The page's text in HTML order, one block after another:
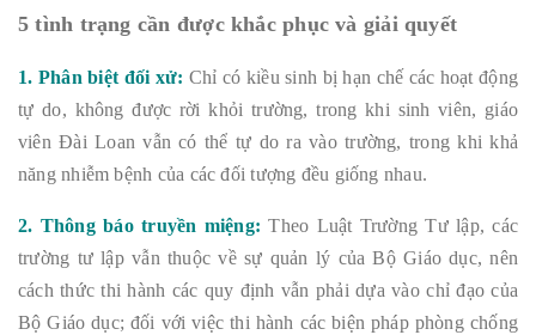
5 tình trạng cần được khắc phục và giải quyết
1. Phân biệt đối xử: Chỉ có kiều sinh bị hạn chế các hoạt động
tự do, không được rời khỏi trường, trong khi sinh viên, giáo
viên Đài Loan vẫn có thể tự do ra vào trường, trong khi khả
năng nhiễm bệnh của các đối tượng đều giống nhau.
2. Thông báo truyền miệng: Theo Luật Trường Tư lập, các
trường tư lập vẫn thuộc về sự quản lý của Bộ Giáo dục, nên
cách thức thi hành các quy định vẫn phải dựa vào chỉ đạo của
Bộ Giáo dục; đối với việc thi hành các biện pháp phòng chống